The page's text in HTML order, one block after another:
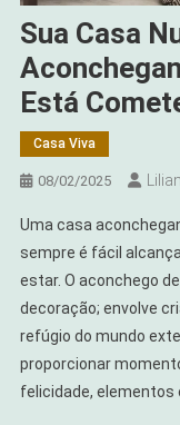
Sua Casa
Está
Casa Viva
08/02/2025
Uma casa
sempre é fácil
estar. O aconchego
decoração; envolve
refúgio do mundo
proporcionar
felicidade, elementos